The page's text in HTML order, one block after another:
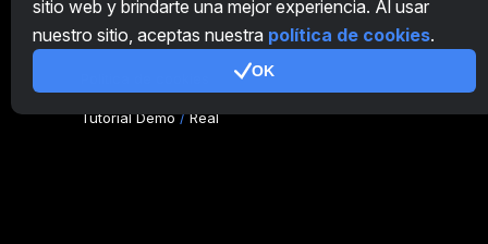
sitio web y brindarte una mejor experiencia. Al usar
nuestro sitio, aceptas nuestra política de cookies.
OK
Política de privacidad
Tutorial Demo / Real